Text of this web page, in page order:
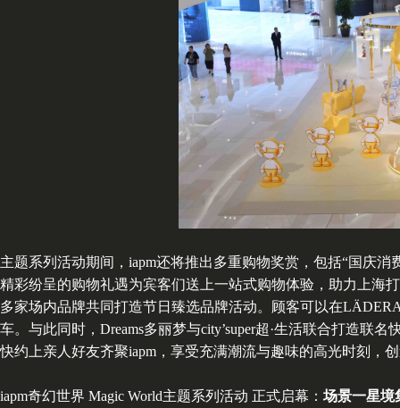
主题系列活动期间，iapm还将推出多重购物奖赏，包括“国庆
精彩纷呈的购物礼遇为宾客们送上一站式购物体验，助力上海
多家场内品牌共同打造节日臻选品牌活动。顾客可以在
车。与此同时，Dreams多丽梦与city’super超·生活联合打造联
快约上亲人好友齐聚iapm，享受充满潮流与趣味的高光时刻，
iapm奇幻世界 Magic World主题系列活动 正式启幕： 场景一星境